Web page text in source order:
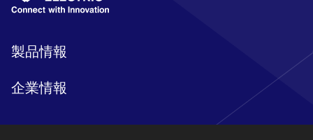
製品情報
企業情報